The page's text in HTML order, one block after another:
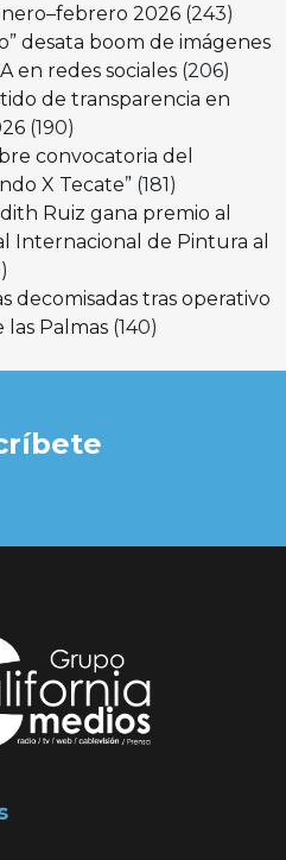
2026 (243)
desata boom de imágenes
en redes sociales (206)
de transparencia en
(190)
convocatoria del
X Tecate” (181)
Ruiz gana premio al
Internacional de Pintura al
decomisadas tras operativo
las Palmas (140)